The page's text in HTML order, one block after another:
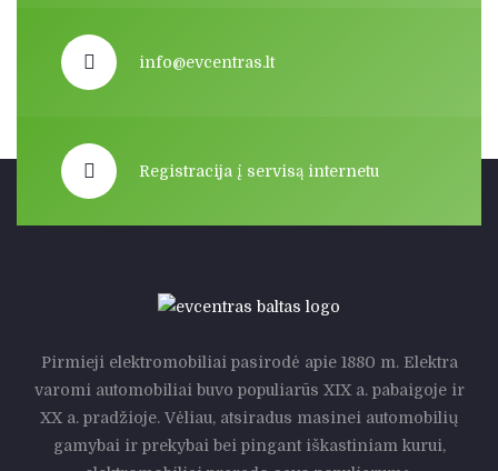
info@evcentras.lt
Registracija į servisą internetu
Pirmieji elektromobiliai pasirodė apie 1880 m. Elektra
varomi automobiliai buvo populiarūs XIX a. pabaigoje ir
XX a. pradžioje. Vėliau, atsiradus masinei automobilių
gamybai ir prekybai bei pingant iškastiniam kurui,